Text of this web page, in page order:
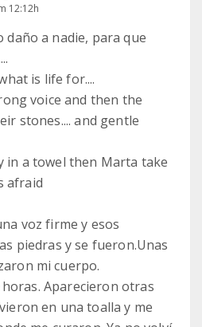
12:12h
a nadie, para que
is life for....
voice and then the
stones.... and gentle
in a towel then Marta take
afraid
voz firme y esos
piedras y se fueron.Unas
mi cuerpo.
Aparecieron otras
en una toalla y me